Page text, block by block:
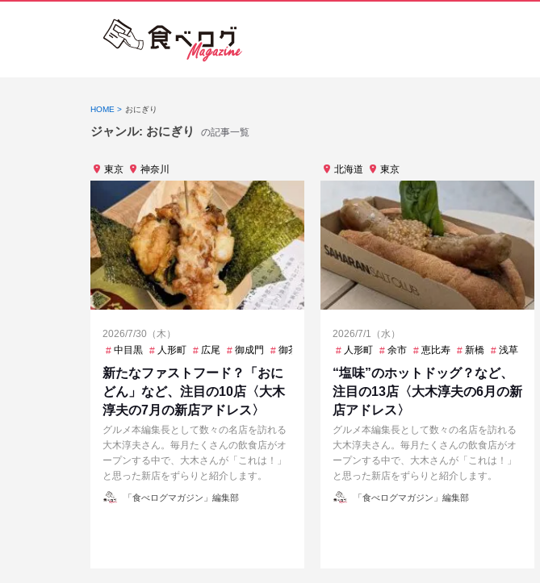
HOME おにぎり
ジャンル: おにぎり の記事一覧
東京 神奈川
2026/7/30（木）
中目黒
人形町 広尾 御成門 御茶ノ水 恵比寿 日本大通り 溜池山王 神保町
新たなファストフード？「おに
どん」など、注目の10店〈大木
淳夫の7月の新店アドレス〉
グルメ本編集長として数々の名店を訪れる
大木淳夫さん。毎月たくさんの飲食店がオ
ープンする中で、大木さんが「これは！」
と思った新店をずらりと紹介します。
投「食べログマガジン」編集部
北海道 東京
2026/7/1（水）
人形町
余市 恵比寿 新橋 浅草
“塩味”のホットドッグ？など、
注目の13店〈大木淳夫の6月の新
店アドレス〉
グルメ本編集長として数々の名店を訪れる
大木淳夫さん。毎月たくさんの飲食店がオ
ープンする中で、大木さんが「これは！」
と思った新店をずらりと紹介します。
投「食べログマガジン」編集部